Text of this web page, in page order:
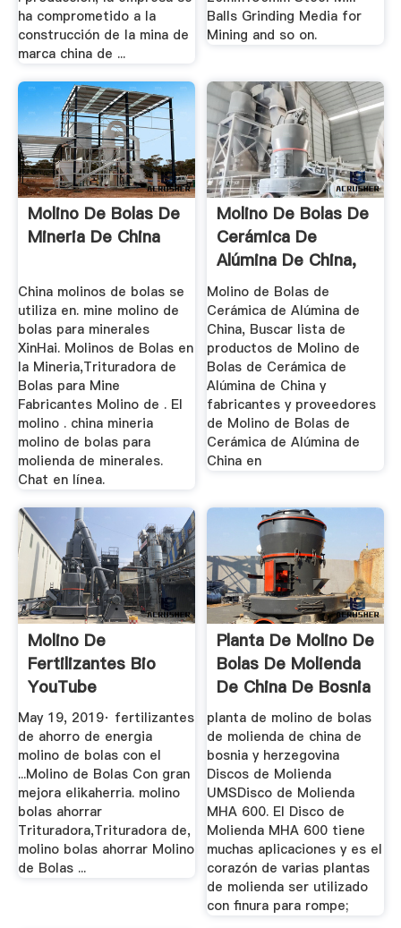
ha comprometido a la
construcción de la mina de
marca china de ...
Balls Grinding Media for
Mining and so on.
Molino De Bolas De
Mineria De China
China molinos de bolas se
utiliza en. mine molino de
bolas para minerales
XinHai. Molinos de Bolas en
la Mineria,Trituradora de
Bolas para Mine
Fabricantes Molino de . El
molino . china mineria
molino de bolas para
molienda de minerales.
Chat en línea.
Molino De Bolas De
Cerámica De
Alúmina De China,
Lista De ...
Molino de Bolas de
Cerámica de Alúmina de
China, Buscar lista de
productos de Molino de
Bolas de Cerámica de
Alúmina de China y
fabricantes y proveedores
de Molino de Bolas de
Cerámica de Alúmina de
China en
Molino De
Fertilizantes Bio
YouTube
May 19, 2019· fertilizantes
de ahorro de energia
molino de bolas con el
...Molino de Bolas Con gran
mejora elikaherria. molino
bolas ahorrar
Trituradora,Trituradora de,
molino bolas ahorrar Molino
de Bolas ...
Planta De Molino De
Bolas De Molienda
De China De Bosnia
Y ...
planta de molino de bolas
de molienda de china de
bosnia y herzegovina
Discos de Molienda
UMSDisco de Molienda
MHA 600. El Disco de
Molienda MHA 600 tiene
muchas aplicaciones y es el
corazón de varias plantas
de molienda ser utilizado
con finura para rompe;